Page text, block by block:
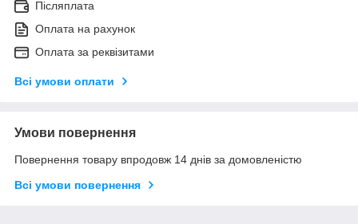
Післяплата
Оплата на рахунок
Оплата за реквізитами
Всі умови оплати
Умови повернення
Повернення товару впродовж 14 днів за домовленістю
Всі умови повернення